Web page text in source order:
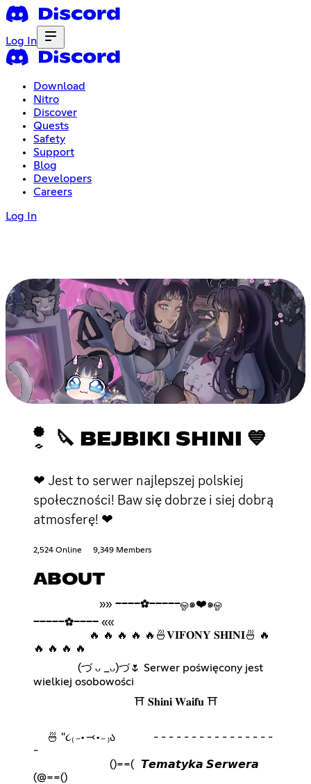
Log In
Download
Nitro
Discover
Quests
Safety
Support
Blog
Developers
Careers
Log In
🔪 BEJBIKI SHINI 💙
❤ Jest to serwer najlepszej polskiej
społeczności! Baw się dobrze i siej dobrą
atmosferę! ❤
2,524 Online 9,349 Members
ABOUT
⁣ ⁣ ⁣ ⁣ ⁣ ⁣ ⁣ ⁣ ⁣ ⁣ ⁣ ⁣ ⁣ ⁣ ⁣ ⁣⁣ ⁣ ⁣»» ────✿─────ஓ๑❤️๑ஓ
─────✿──── ««
⁣ ⁣ ⁣ ⁣ ⁣ ⁣ ⁣ ⁣ ⁣ ⁣ ⁣ ⁣ ⁣ ⁣⁣⁣🔥 🔥 🔥 🔥 🔥🍜𝐕𝐈𝐅𝐎𝐍𝐘 𝐒𝐇𝐈𝐍𝐈🍜 🔥
🔥 🔥 🔥 🔥
⁣ ⁣ ⁣ ⁣ ⁣ ⁣ ⁣ ⁣ ⁣ ⁣ ⁣⁣ (づ ᴗ _ᴗ)づ🌷 Serwer poświęcony jest
wielkiej osobowości
⁣ ⁣ ⁣ ⁣ ⁣ ⁣ ⁣ ⁣ ⁣ ⁣ ⁣ ⁣ ⁣ ⁣ ⁣ ⁣ ⁣ ⁣ ⁣ ⁣ ⁣ ⁣ ⁣ ⁣ ⁣ ⁣ ⁣ ⁣ ⁣⛩️ 𝐒𝐡𝐢𝐧𝐢 𝐖𝐚𝐢𝐟𝐮 ⛩️
⁣🍜 "૮₍ ˶•⤙•˶ ₎ა ⁣ ⁣⁣ ⁣ ⁣ - - - - - - - - - - - - - - - -
-
⁣ ⁣⁣ ⁣ ⁣ ⁣⁣ ⁣ ⁣ ⁣⁣ ⁣ ⁣ ⁣⁣ ⁣ ()==( ⁣⁣ ⁣⁣𝙏𝙚𝙢𝙖𝙩𝙮𝙠𝙖 𝙎𝙚𝙧𝙬𝙚𝙧𝙖
⁣⁣⁣(@==()